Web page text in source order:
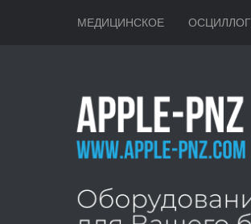
МЕДИЦИНСКОЕ